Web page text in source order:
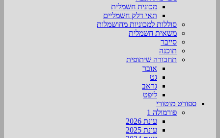
מכונית חשמלית
תאי דלק חשמליים
סוללות למכוניות מחושמלות
משאית חשמלית
סייבר
תוכנה
תחבורה שיתופית
אובר
גט
גראב
ליפט
ספורט מוטורי
פורמולה 1
עונת 2026
עונת 2025